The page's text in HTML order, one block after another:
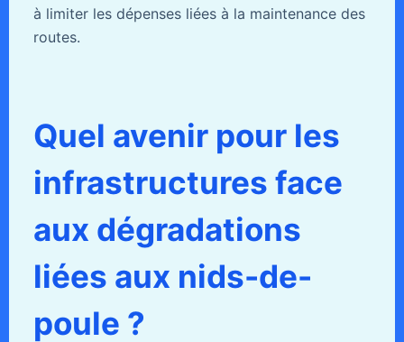
à limiter les dépenses liées à la maintenance des
routes.
Quel avenir pour les
infrastructures face
aux dégradations
liées aux nids-de-
poule ?